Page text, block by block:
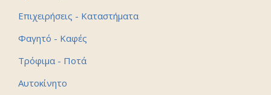
Επιχειρήσεις - Καταστήματα
Φαγητό - Καφές
Τρόφιμα - Ποτά
Αυτοκίνητο